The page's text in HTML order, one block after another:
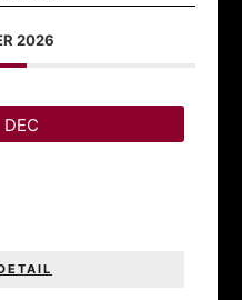
2026
DEC